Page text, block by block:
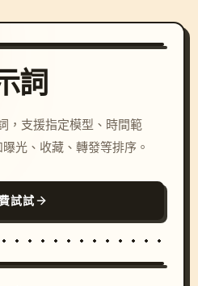
詞
，支援指定模型、時間範
光、收藏、轉發等排序。
試試